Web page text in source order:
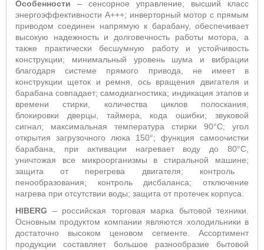
Особенности – сенсорное управление; высший класс
энергоэффективности А+++; инверторный мотор с прямым
приводом соединен напрямую к барабану, обеспечивает
высокую надежность и долговечность работы мотора, а
также практически бесшумную работу и устойчивость
конструкции; минимальный уровень шума и вибрации
благодаря системе прямого привода, не имеет в
конструкции щеток и ремня, ось вращения двигателя и
барабана совпадает; самодиагностика; индикация этапов и
времени стирки, количества циклов полоскания,
блокировки дверцы, таймера, кода ошибки; звуковой
сигнал; максимальная температура стирки 90°С; угол
открытия загрузочного люка 150°; функция самоочистки
барабана, при активации нагревает воду до 80°С,
уничтожая все микроорганизмы в стиральной машине;
защита от перегрева двигателя; контроль
пенообразования; контроль дисбаланса; отключение
нагрева при отсутствии воды; защита от протечек корпуса.
HIBERG – российская торговая марка бытовой техники.
Основным продуктом компании являются холодильники в
достаточно высоком ценовом сегменте. Ассортимент
продукции составляет большое разнообразие бытовой